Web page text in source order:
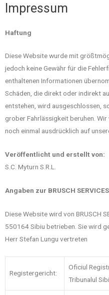
Impressum
Haftung
Diese Website wurde mit
jedoch keine Gewähr für die
enthaltenen Informationen
Schäden, die direkt oder indirekt
entstehen, wird ausgeschlossen,
grober Fahrlässigkeit beruhen.
noch einmal ausdrücklich auf
Veröffentlicht und erstellt von:
S.C. Myturn S.R.L.
Angaben zur BRUSCH
Diese Website wird von BRUSCH
550164 Sibiu betrieben. Sie wird
Herr Stefan Lungu vertreten
Registergericht:
Oficiul
Tribunalul